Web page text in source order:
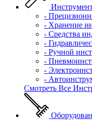
-
- Хранение
- Средства
-
- Ручной
-
-
-
Смотреть Все